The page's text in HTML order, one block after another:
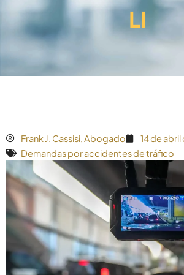
LI
Frank J. Cassisi, Abogado
14 de
Demandas por accidentes de tráfico